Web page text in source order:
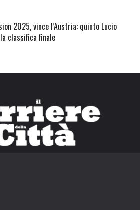
2025, vince l’Austria: quinto Lucio
classifica finale